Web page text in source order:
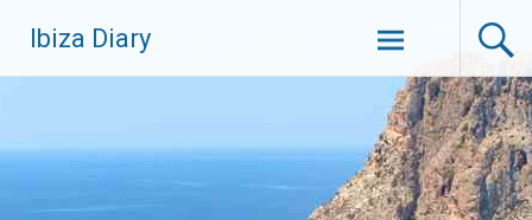
Inhalt
springen
Ibiza Diary